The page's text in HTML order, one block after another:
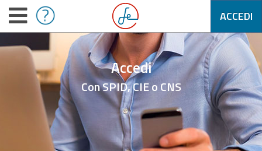
ACCEDI
Accedi
Con SPID, CIE o CNS